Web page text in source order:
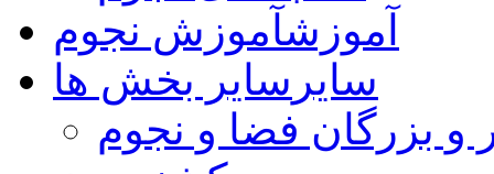
آموزشآموزش نجوم
سایر سایر بخش ها
و بزرگان فضا و نجوم